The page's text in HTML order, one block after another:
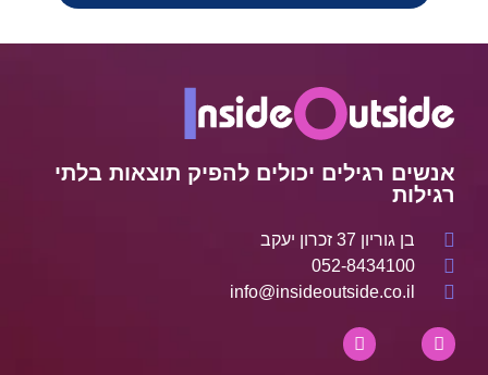
אנשים רגילים יכולים להפיק תוצאות בלתי
רגילות
בן גוריון 37 זכרון יעקב
052-8434100
info@insideoutside.co.il